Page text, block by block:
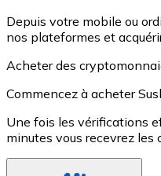
Depuis votre mobile ou
nos plateformes et
Acheter des
Commencez à acheter
Une fois les vérifications
minutes vous recevrez les